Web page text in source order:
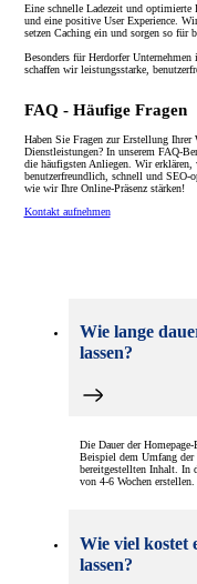
Eine schnelle Ladezeit und optimierte
und eine positive User Experience.
setzen Caching ein und sorgen so für
Besonders für Herdorfer
schaffen wir leistungsstarke,
FAQ - Häufige Fragen
Haben Sie Fragen zur Erstellung Ihrer
Dienstleistungen? In unserem FAQ-
die häufigsten Anliegen. Wir erklären,
benutzerfreundlich, schnell und SEO-
wie wir Ihre Online-Präsenz stärken!
Kontakt aufnehmen
Wie lange
lassen?
Die Dauer der
Beispiel dem Umfang der
bereitgestellten Inhalt. In
von 4-6 Wochen erstellen.
Wie viel kostet
lassen?